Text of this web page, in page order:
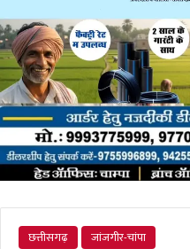
छत्तीसगढ़ जांजगीर-चांपा